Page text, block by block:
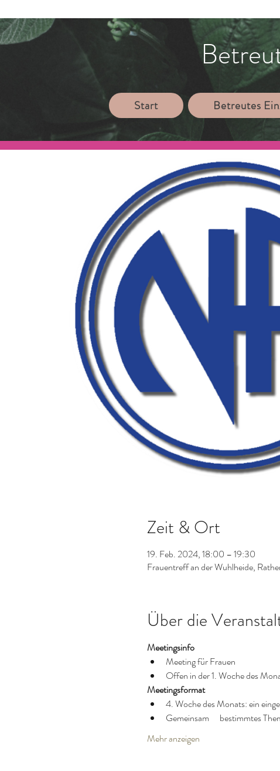
Start Betreutes
Zeit & Ort
19. Feb. 2024, 18:00 – 19:30
Frauentreff an der Wuhlheide,
Über die
Meetingsinfo
Meeting für Frauen
Offen in der 1. Woche des
Meetingsformat
4. Woche des Monats: ein
Gemeinsam      bestimmtes
Mehr anzeigen